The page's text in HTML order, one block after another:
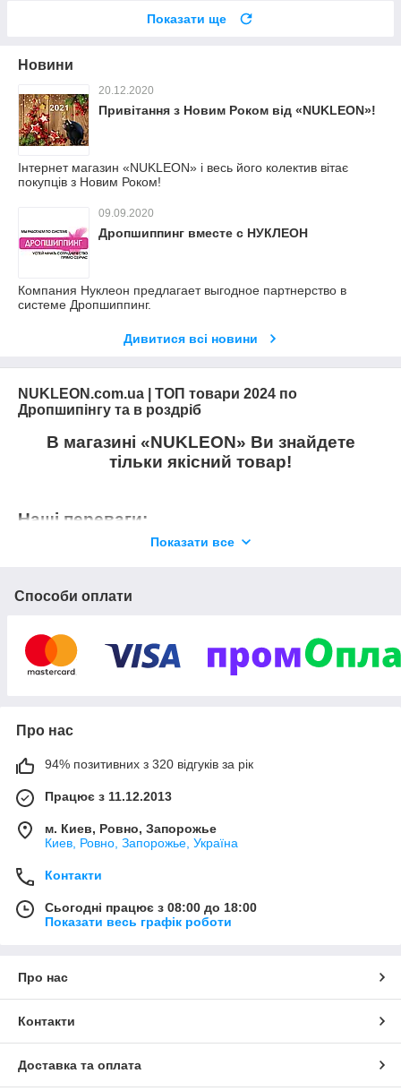
Показати ще
Новини
20.12.2020
Привітання з Новим Роком від «NUKLEON»!
Інтернет магазин «NUKLEON» і весь його колектив вітає
покупців з Новим Роком!
09.09.2020
Дропшиппинг вместе с НУКЛЕОН
Компания Нуклеон предлагает выгодное партнерство в
системе Дропшиппинг.
Дивитися всі новини
NUKLEON.com.ua | ТОП товари 2024 по
Дропшипінгу та в роздріб
В магазині «NUKLEON» Ви знайдете
тільки якісний товар!
Наші переваги:
Весь товар в наявності;
Детальний опис та характеристики товару;
що виникають в мінімальні терміни;
Висилаємо товар протягом доби;
Відправляємо поштовими службами: Нова
ДРОПШИППИНГ
Якщо Ви зацікавлені у співпраці з
дропшиппингу з інтернет-магазином
«NUKLEON» - напишіть на електронну пошту
Parthner@Nukleon.com.ua
0661886999
Показати все
Способи оплати
Про нас
94% позитивних з 320 відгуків за рік
Працює з 11.12.2013
м. Киев, Ровно, Запорожье
Киев, Ровно, Запорожье, Україна
Контакти
Сьогодні працює з 08:00 до 18:00
Показати весь графік роботи
Про нас
Контакти
Доставка та оплата